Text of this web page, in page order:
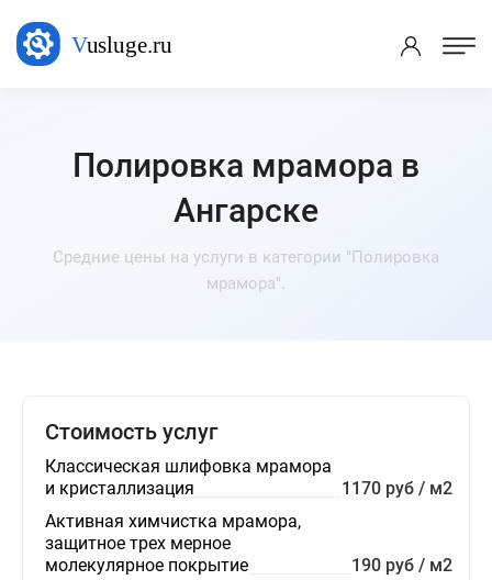
Полировка мрамора в
Ангарске
Средние цены на услуги в категории "Полировка
мрамора".
Стоимость услуг
Классическая шлифовка мрамора
и кристаллизация
1170 руб / м2
Активная химчистка мрамора,
защитное трех мерное
молекулярное покрытие
190 руб / м2